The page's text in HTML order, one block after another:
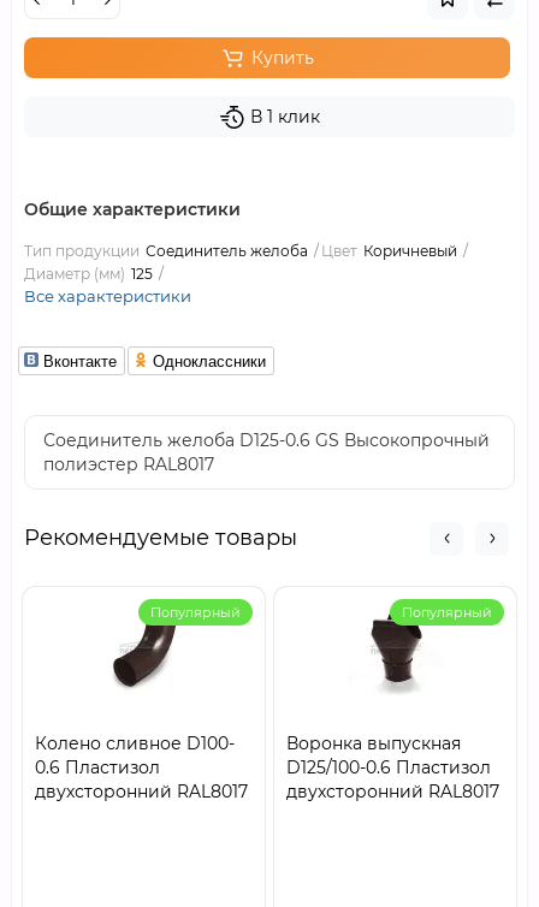
Купить
В 1 клик
Общие характеристики
Тип продукции Соединитель желоба Цвет Коричневый
Диаметр (мм) 125
Все характеристики
Вконтакте Одноклассники
Соединитель желоба D125-0.6 GS Высокопрочный
полиэстер RAL8017
Рекомендуемые товары
Популярный
Колено сливное D100-
0.6 Пластизол
двухсторонний RAL8017
Популярный
Воронка выпускная
D125/100-0.6 Пластизол
двухсторонний RAL8017